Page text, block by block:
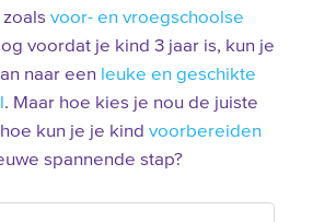
voor- en vroegschoolse
voordat je kind 3 jaar is, kun je
naar een leuke en geschikte
. Maar hoe kies je nou de juiste
kun je je kind voorbereiden
spannende stap?